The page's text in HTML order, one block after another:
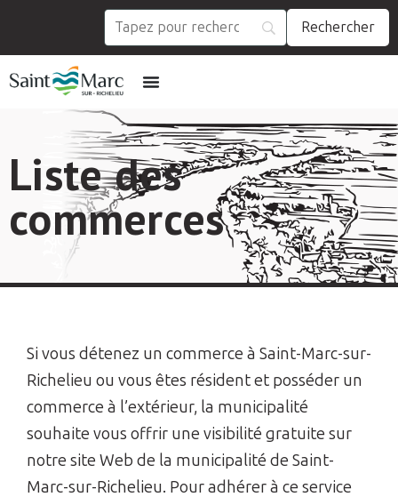
Liste des
commerces
Si vous détenez un commerce à Saint-Marc-sur-
Richelieu ou vous êtes résident et posséder un
commerce à l’extérieur, la municipalité
souhaite vous offrir une visibilité gratuite sur
notre site Web de la municipalité de Saint-
Marc-sur-Richelieu. Pour adhérer à ce service